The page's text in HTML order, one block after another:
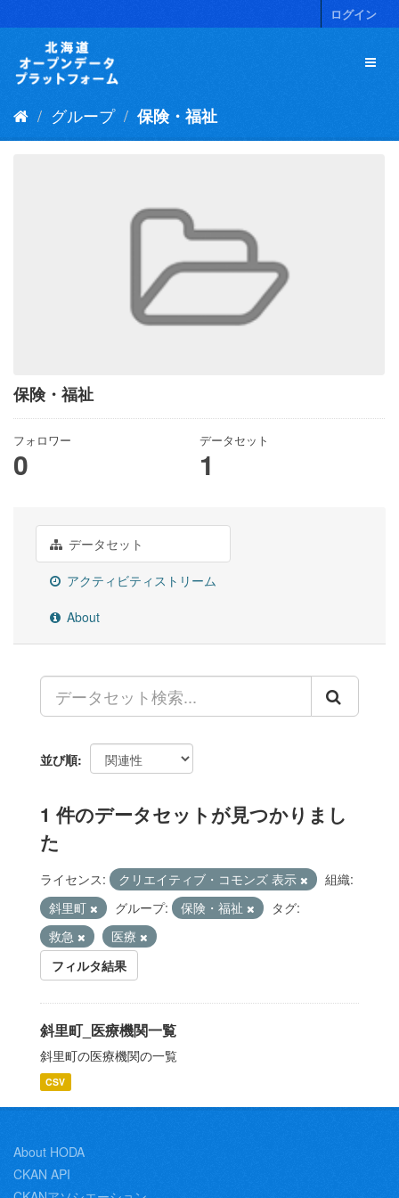
キ
ログイン
グループ 保険・福祉
保険・福祉
フォロワー
0
データセット
1
データセット
アクティビティストリーム
About
並び順
1 件のデータセットが見つかりまし
た
ライセンス: クリエイティブ・コモンズ 表示
組織:
斜里町
グループ: 保険・福祉
タグ:
救急
医療
フィルタ結果
斜里町_医療機関一覧
斜里町の医療機関の一覧
CSV
About HODA
CKAN API